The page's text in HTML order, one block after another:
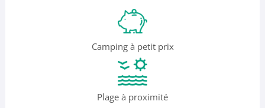
Camping à petit prix
Plage à proximité